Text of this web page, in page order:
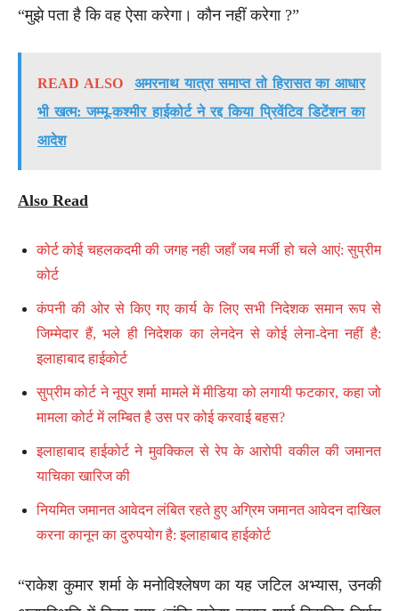
“मुझे पता है कि वह ऐसा करेगा। कौन नहीं करेगा ?”
READ ALSO
अमरनाथ यात्रा समाप्त तो हिरासत का आधार
भी खत्म: जम्मू-कश्मीर हाईकोर्ट ने रद्द किया प्रिवेंटिव डिटेंशन का
आदेश
Also Read
कोर्ट कोई चहलकदमी की जगह नही जहाँ जब मर्जी हो चले आएं: सुप्रीम
कोर्ट
कंपनी की ओर से किए गए कार्य के लिए सभी निदेशक समान रूप से
जिम्मेदार हैं, भले ही निदेशक का लेनदेन से कोई लेना-देना नहीं है:
इलाहाबाद हाईकोर्ट
सुप्रीम कोर्ट ने नूपुर शर्मा मामले में मीडिया को लगायी फटकार, कहा जो
मामला कोर्ट में लम्बित है उस पर कोई करवाई बहस?
इलाहाबाद हाईकोर्ट ने मुवक्किल से रेप के आरोपी वकील की जमानत
याचिका खारिज की
नियमित जमानत आवेदन लंबित रहते हुए अग्रिम जमानत आवेदन दाखिल
करना कानून का दुरुपयोग है: इलाहाबाद हाईकोर्ट
“राकेश कुमार शर्मा के मनोविश्लेषण का यह जटिल अभ्यास, उनकी